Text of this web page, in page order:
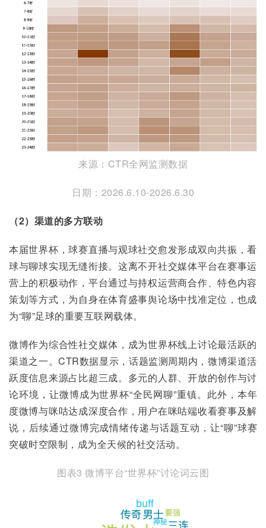
来源：CTR全网监测数据
日期：2026.6.10-2026.6.30
（2）渠道的多方联动
本届世界杯，球赛直播与观球社交愈发形成双向共振，看
球与聊球实现无缝衔接。这离不开社交媒体平台在赛事运
营上的积极动作，平台通过与持权运营商合作、特色内容
策划等方式，为自身在体育盛事舆论场中找准定位，也成
为“聊”足球的重要互联网载体。
微博作为综合性社交媒体，成为世界杯线上讨论最活跃的
渠道之一。CTR数据显示，话题监测周期内，微博渠道活
跃度信息来源占比超三成。多元的人群、开放的创作与讨
论环境，让微博成为世界杯“全民网聊”重镇。此外，本年
度微博与咪咕达成深度合作，用户在咪咕端收看赛事及解
说，后续通过微博完成情绪传递与话题互动，让“聊”球赛
突破时空限制，成为全天候的社交活动。
图表3 微博平台“世界杯”讨论词云图